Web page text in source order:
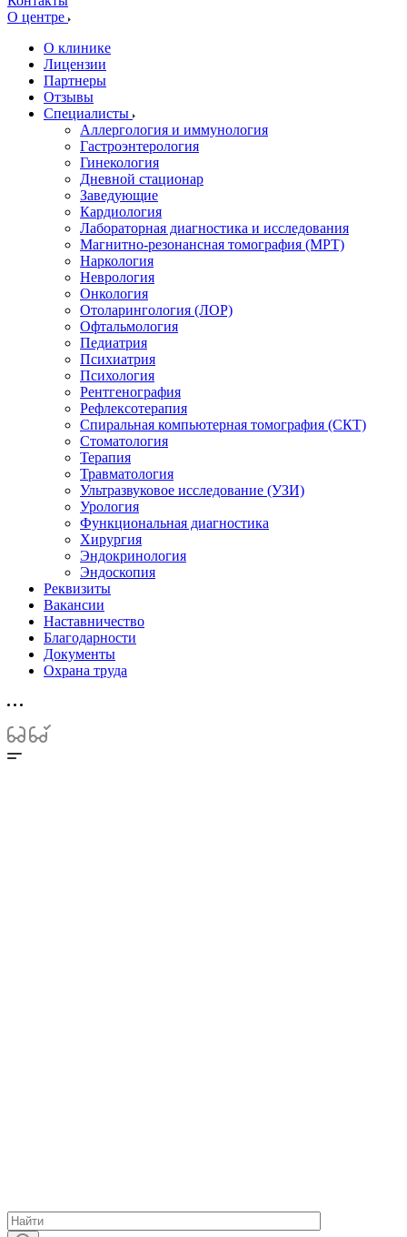
О центре
О клинике
Лицензии
Партнеры
Отзывы
Специалисты
Аллергология и иммунология
Гастроэнтерология
Гинекология
Дневной стационар
Заведующие
Кардиология
Лабораторная диагностика и исследования
Магнитно-резонансная томография (МРТ)
Наркология
Неврология
Онкология
Отоларингология (ЛОР)
Офтальмология
Педиатрия
Психиатрия
Психология
Рентгенография
Рефлексотерапия
Спиральная компьютерная томография (СКТ)
Стоматология
Терапия
Травматология
Ультразвуковое исследование (УЗИ)
Урология
Функциональная диагностика
Хирургия
Эндокринология
Эндоскопия
Реквизиты
Вакансии
Наставничество
Благодарности
Документы
Охрана труда